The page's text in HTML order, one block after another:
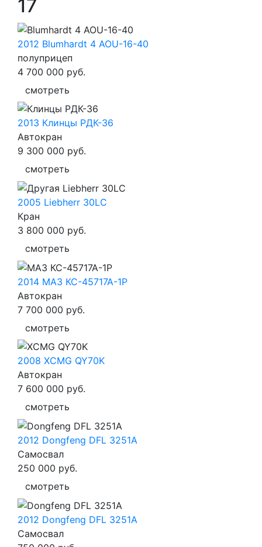
17
2012 Blumhardt 4 AOU-16-40
полуприцеп
4 700 000 руб.
смотреть
2013 Клинцы РДК-36
Автокран
9 300 000 руб.
смотреть
2005 Liebherr 30LC
Кран
3 800 000 руб.
смотреть
2014 МАЗ КС-45717А-1Р
Автокран
7 700 000 руб.
смотреть
2008 XCMG QY70K
Автокран
7 600 000 руб.
смотреть
2012 Dongfeng DFL 3251A
Самосвал
250 000 руб.
смотреть
2012 Dongfeng DFL 3251A
Самосвал